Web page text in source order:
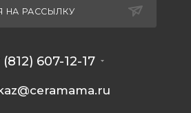
НА РАССЫЛКУ
(812) 607-12-17